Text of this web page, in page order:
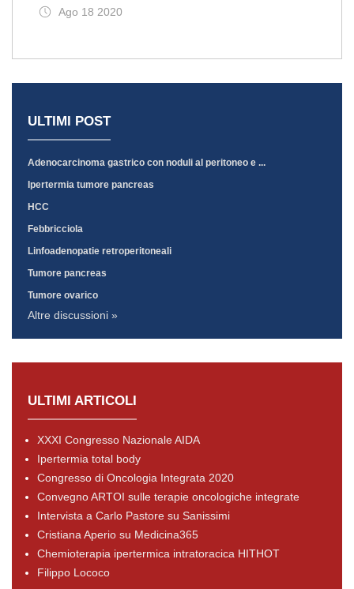
Ago 18 2020
ULTIMI POST
Adenocarcinoma gastrico con noduli al peritoneo e ...
Ipertermia tumore pancreas
HCC
Febbricciola
Linfoadenopatie retroperitoneali
Tumore pancreas
Tumore ovarico
Altre discussioni »
ULTIMI ARTICOLI
XXXI Congresso Nazionale AIDA
Ipertermia total body
Congresso di Oncologia Integrata 2020
Convegno ARTOI sulle terapie oncologiche integrate
Intervista a Carlo Pastore su Sanissimi
Cristiana Aperio su Medicina365
Chemioterapia ipertermica intratoracica HITHOT
Filippo Lococo